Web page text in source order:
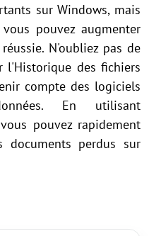
sur Windows, mais
pouvez augmenter
N'oubliez pas de
l'Historique des fichiers
compte des logiciels
En utilisant
pouvez rapidement
documents perdus sur